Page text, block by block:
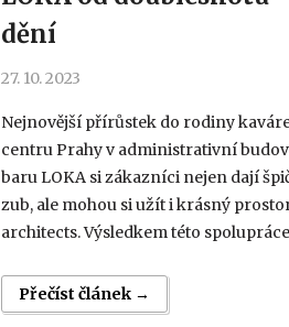
dění
27. 10. 2023
Nejnovější přírůstek do rodiny
centru Prahy v administrativní
baru LOKA si zákazníci nejen dají
zub, ale mohou si užít i krásný
architects. Výsledkem této
Přečíst článek →